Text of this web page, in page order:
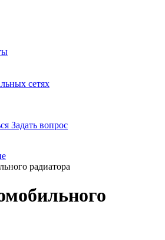
сетях
Задать вопрос
радиатора